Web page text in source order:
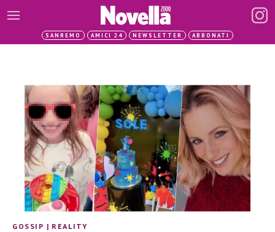
SANREMO AMICI 24 NEWSLETTER ABBONATI
GOSSIP | REALITY